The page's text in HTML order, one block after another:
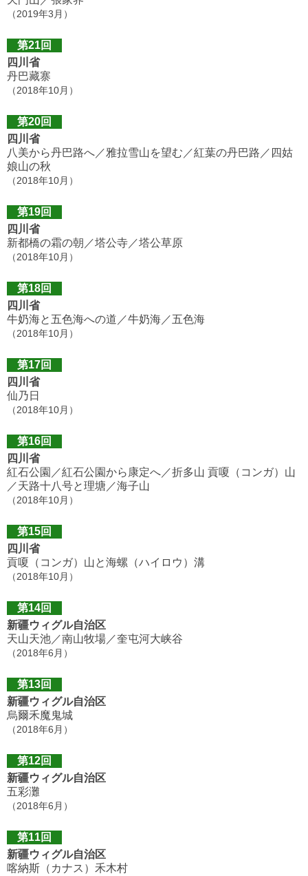
（2019年3月）
第21回
四川省
丹巴藏寨
（2018年10月）
第20回
四川省
八美から丹巴路へ／雅拉雪山を望む／紅葉の丹巴路／四姑
娘山の秋
（2018年10月）
第19回
四川省
新都橋の霜の朝／塔公寺／塔公草原
（2018年10月）
第18回
四川省
牛奶海と五色海への道／牛奶海／五色海
（2018年10月）
第17回
四川省
仙乃日
（2018年10月）
第16回
四川省
紅石公園／紅石公園から康定へ／折多山 貢嗄（コンガ）山
／天路十八号と理塘／海子山
（2018年10月）
第15回
四川省
貢嗄（コンガ）山と海螺（ハイロウ）溝
（2018年10月）
第14回
新疆ウィグル自治区
天山天池／南山牧場／奎屯河大峡谷
（2018年6月）
第13回
新疆ウィグル自治区
烏爾禾魔鬼城
（2018年6月）
第12回
新疆ウィグル自治区
五彩灘
（2018年6月）
第11回
新疆ウィグル自治区
喀納斯（カナス）禾木村